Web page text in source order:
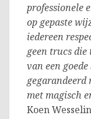
professionele
op gepaste
iedereen
geen trucs
van een
gegarandeerd
met magisch
Koen